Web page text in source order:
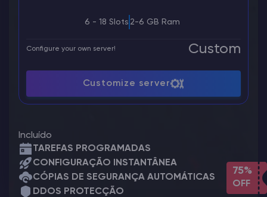
75%
OFF
6 - 18 Slots 2-6 GB Ram
Configure your own server! Custom
Customize server
Incluído
TAREFAS PROGRAMADAS
CONFIGURAÇÃO INSTANTÂNEA
CÓPIAS DE SEGURANÇA AUTOMÁTICAS
DDOS PROTECÇÃO